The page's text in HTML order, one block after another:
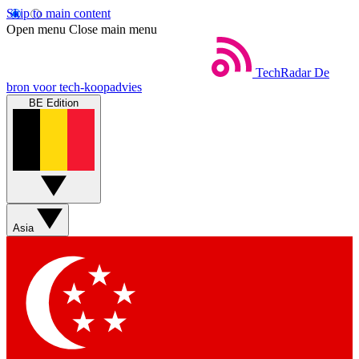
Skip to main content
Open menu Close main menu
TechRadar De
bron voor tech-koopadvies
BE Edition
Asia